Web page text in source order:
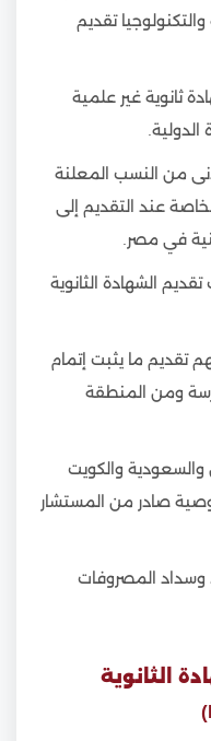
تقديم
ثانوية غير علمية
الدولية.
من النسب المعلنة
عند التقديم إلى
في مصر.
الشهادة الثانوية
تقديم ما يثبت إتمام
ومن المنطقة
والسعودية والكويت
صادر من المستشار
وسداد المصروفات
الثانوية